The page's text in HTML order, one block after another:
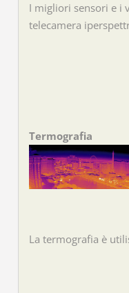
I migliori sensori e i
telecamera
Termografia
La termografia è